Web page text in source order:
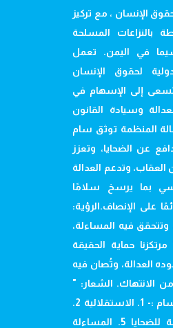
الإنسان ، مع تركيز
بالنزاعات المسلحة
في اليمن. تعمل
لحقوق الإنسان
وتسعى إلى الإسهام في
وسيادة القانون
المنظمة توثق سام
عن الضحايا، وتعزز
وتدعم العدالة
بما يرسخ سلامًا
على الإنصاف.الرؤية:
فيه المساءلة،
حماية الحقيقة
العدالة، وتُصان فيه
من الانتهاك. الشعار: "
من التوثيق إلى العدالة قيم سام :- 1. الاستقلالية 2.
المهنية 3. النزاهة 4. العدالة للضحايا 5. المساءلة